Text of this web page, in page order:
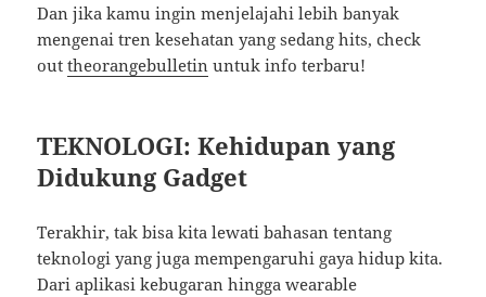
Dan jika kamu ingin menjelajahi lebih banyak
mengenai tren kesehatan yang sedang hits, check
outtheorangebulletin untuk info terbaru!
TEKNOLOGI: Kehidupan yang
Didukung Gadget
Terakhir, tak bisa kita lewati bahasan tentang
teknologi yang juga mempengaruhi gaya hidup kita.
Dari aplikasi kebugaran hingga wearable